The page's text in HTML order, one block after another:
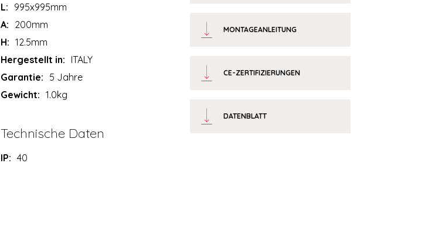
L: 995x995mm
A: 200mm
H: 12.5mm
Hergestellt in: ITALY
Garantie: 5 Jahre
Gewicht: 1.0kg
Technische Daten
IP: 40
MONTAGEANLEITUNG
CE-ZERTIFIZIERUNGEN
DATENBLATT